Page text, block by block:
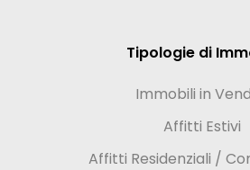
Tipologie di
Immobili in
Affitti Estivi
Affitti Residenziali /